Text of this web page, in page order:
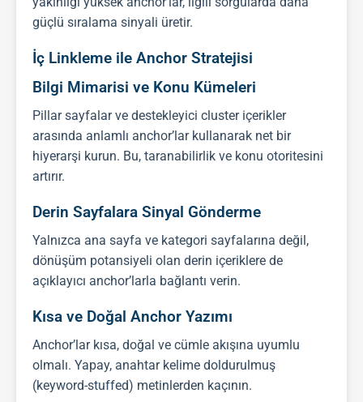
güçlü sıralama sinyali üretir.
İç Linkleme ile Anchor Stratejisi
Bilgi Mimarisi ve Konu Kümeleri
Pillar sayfalar ve destekleyici cluster içerikler
arasında anlamlı anchor’lar kullanarak net bir
hiyerarşi kurun. Bu, taranabilirlik ve konu otoritesini
artırır.
Derin Sayfalara Sinyal Gönderme
Yalnızca ana sayfa ve kategori sayfalarına değil,
dönüşüm potansiyeli olan derin içeriklere de
açıklayıcı anchor’larla bağlantı verin.
Kısa ve Doğal Anchor Yazımı
Anchor’lar kısa, doğal ve cümle akışına uyumlu
olmalı. Yapay, anahtar kelime doldurulmuş
(keyword-stuffed) metinlerden kaçının.